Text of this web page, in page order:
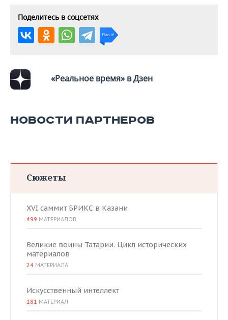
Поделитесь в соцсетях
«Реальное время» в Дзен
НОВОСТИ ПАРТНЕРОВ
Сюжеты
XVI саммит БРИКС в Казани
499 МАТЕРИАЛОВ
Великие воины Татарии. Цикл исторических
материалов
24 МАТЕРИАЛА
Искусственный интеллект
181 МАТЕРИАЛ